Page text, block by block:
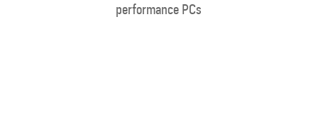
performance PCs